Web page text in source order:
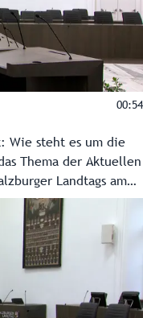
00:54
Wie steht es um die
Thema der Aktuellen
Landtags am
Brigitta Pallauf erklärt
in Salzburg,